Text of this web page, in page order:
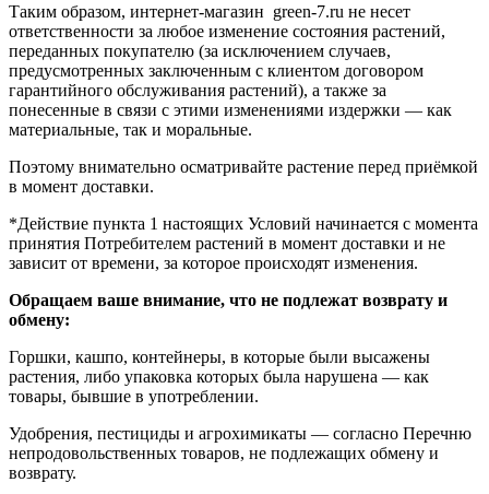
Таким образом, интернет-магазин green-7.ru не несет
ответственности за любое изменение состояния растений,
переданных покупателю (за исключением случаев,
предусмотренных заключенным с клиентом договором
гарантийного обслуживания растений), а также за
понесенные в связи с этими изменениями издержки — как
материальные, так и моральные.
Поэтому внимательно осматривайте растение перед приёмкой
в момент доставки.
*Действие пункта 1 настоящих Условий начинается с момента
принятия Потребителем растений в момент доставки и не
зависит от времени, за которое происходят изменения.
Обращаем ваше внимание, что не подлежат возврату и
обмену:
Горшки, кашпо, контейнеры, в которые были высажены
растения, либо упаковка которых была нарушена — как
товары, бывшие в употреблении.
Удобрения, пестициды и агрохимикаты — согласно Перечню
непродовольственных товаров, не подлежащих обмену и
возврату.